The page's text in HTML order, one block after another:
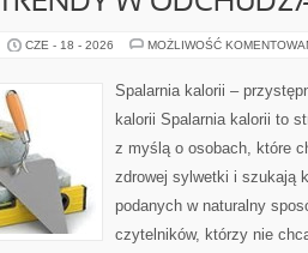
CZE - 18 - 2026 MOŻLIWOŚĆ
Spalarnia kalorii –
kalorii Spalarnia kalorii to
z myślą o osobach, które
zdrowej sylwetki i szukają
podanych w naturalny
czytelników, którzy nie